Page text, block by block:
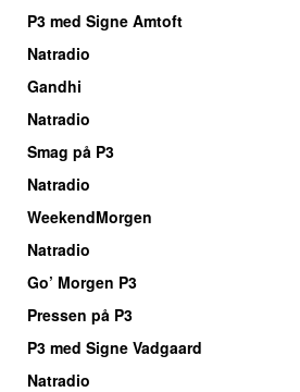
P3 med Signe Amtoft
Natradio
Gandhi
Natradio
Smag på P3
Natradio
WeekendMorgen
Natradio
Go’ Morgen P3
Pressen på P3
P3 med Signe Vadgaard
Natradio